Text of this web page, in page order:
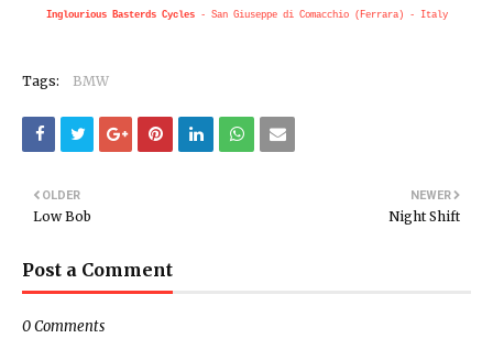
Inglourious Basterds Cycles - San Giuseppe di Comacchio (Ferrara) - Italy
Tags: BMW
NEWER
Night Shift
OLDER
Low Bob
Post a Comment
0 Comments